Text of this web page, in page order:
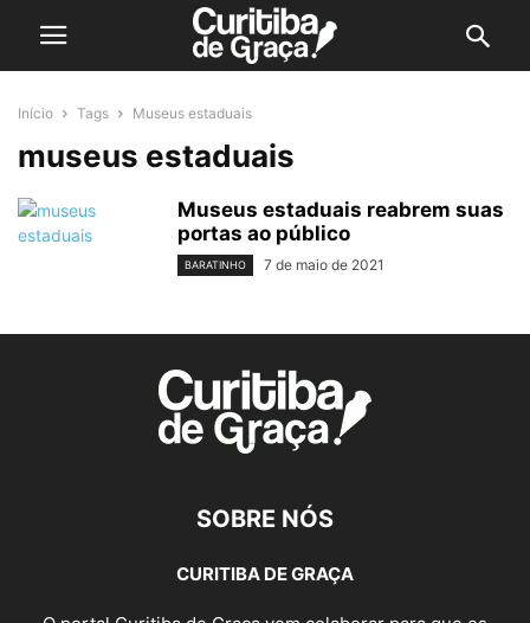
Início Tags Museus estaduais
museus estaduais
Museus estaduais reabrem suas
portas ao público
BARATINHO 7 de maio de 2021
SOBRE NÓS
CURITIBA DE GRAÇA